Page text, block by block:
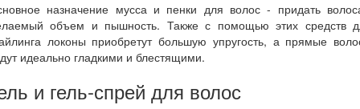
назначение мусса и пенки для волос - придать
объем и пышность. Также с помощью этих средств
локоны приобретут большую упругость, а прямые
идеально гладкими и блестящими.
и гель-спрей для волос